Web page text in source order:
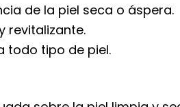
de la piel seca o áspera.
revitalizante.
todo tipo de piel.